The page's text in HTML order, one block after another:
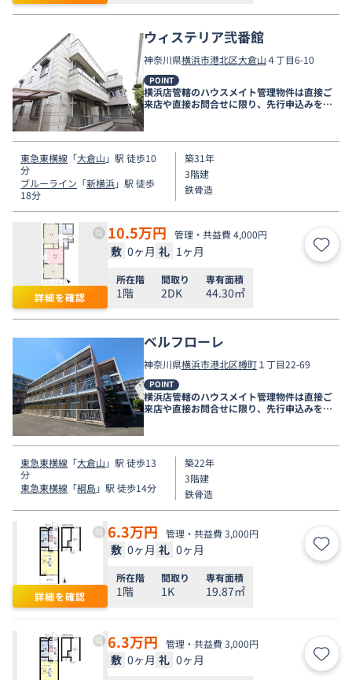
ウィステリア弐番館
神奈川県横浜市港北区大倉山４丁目6-10
POINT
横浜店管轄のハウスメイト管理物件は直接ご
来店や直接お問合せに限り、先行申込みを受
東急東横線 「大倉山 」駅 徒歩10
分
ブルーライン 「新横浜」駅 徒歩
18分
築31年
3階建
鉄骨造
詳細を確認
10.5万円 管理・共益費 4,000円
敷 0ヶ月 礼 1ヶ月 お気
所在階
1階
間取り
2DK
専有面積
44.30㎡
ベルフローレ
神奈川県横浜市港北区樽町１丁目22-69
POINT
横浜店管轄のハウスメイト管理物件は直接ご
来店や直接お問合せに限り、先行申込みを受
東急東横線 「大倉山 」駅 徒歩13
分
東急東横線 「綱島」駅 徒歩14分
築22年
3階建
鉄骨造
詳細を確認
6.3万円 管理・共益費 3,000円
敷 0ヶ月 礼 0ヶ月 お気
所在階
1階
間取り
1K
専有面積
19.87㎡
6.3万円 管理・共益費 3,000円
敷 0ヶ月 礼 0ヶ月 お気